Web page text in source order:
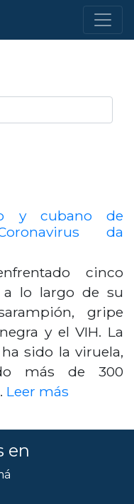
y cubano de
da
cinco
a lo largo de su
gripe
y el VIH. La
sido la viruela,
más de 300
Leer más
en